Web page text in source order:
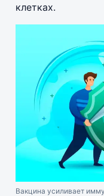
клетках.
Вакцина усиливает